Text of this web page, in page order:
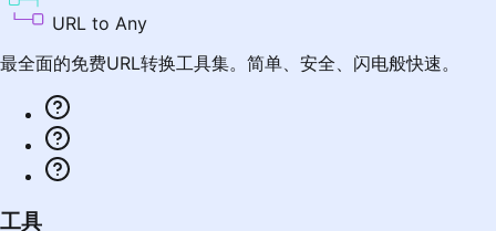
URL to Any
最全面的免费URL转换工具集。简单、安全、闪电般快速。
工具